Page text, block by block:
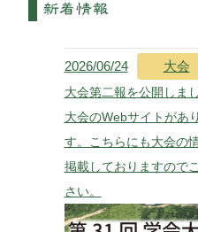
2026/06/24 大会
大会第二報を公開しまし
大会のWebサイトがあ
す。こちらにも大会の
掲載しておりますので
さい。